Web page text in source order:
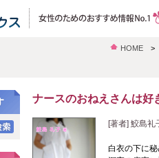
HOME
ナースのおねえさんは好
[著者] 鮫島礼
白衣の下に